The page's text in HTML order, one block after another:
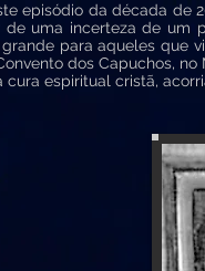
episódio da década de
uma incerteza de um
para aqueles que
dos Capuchos,
cura espiritual cristã,